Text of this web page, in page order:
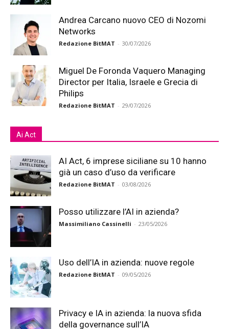
Andrea Carcano nuovo CEO di Nozomi
Networks
Redazione BitMAT - 30/07/2026
Miguel De Foronda Vaquero Managing
Director per Italia, Israele e Grecia di
Philips
Redazione BitMAT - 29/07/2026
Ai Act
AI Act, 6 imprese siciliane su 10 hanno
già un caso d’uso da verificare
Redazione BitMAT - 03/08/2026
Posso utilizzare l’AI in azienda?
Massimiliano Cassinelli - 23/05/2026
Uso dell’IA in azienda: nuove regole
Redazione BitMAT - 09/05/2026
Privacy e IA in azienda: la nuova sfida
della governance sull’IA